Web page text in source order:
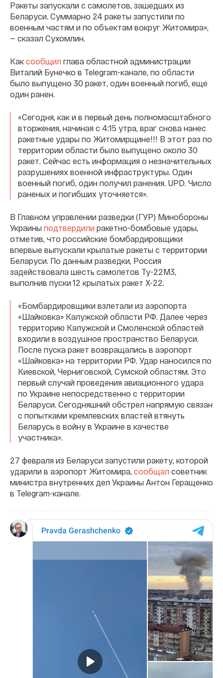
Ракеты запускали с самолетов, зашедших из
Беларуси. Суммарно 24 ракеты запустили по
военным частям и по объектам вокруг Житомира»,
— сказал Сухомлин.
Как сообщил глава областной администрации
Виталий Бунечко в Telegram-канале, по области
было выпущено 30 ракет, один военный погиб, еще
один ранен.
«Сегодня, как и в первый день полномасштабного
вторжения, начиная с 4:15 утра, враг снова нанес
ракетные удары по Житомирщине!!! В этот раз по
территории области было выпущено около 30
ракет. Сейчас есть информация о незначительных
разрушениях военной инфраструктуры. Один
военный погиб, один получил ранения. UPD. Число
раненых и погибших уточняется».
В Главном управлении разведки (ГУР) Минобороны
Украины подтвердили ракетно-бомбовые удары,
отметив, что российские бомбардировщики
впервые выпускали крылатые ракеты с территории
Беларуси. По данным разведки, Россия
задействовала шесть самолетов Ту-22М3,
выполнив пуски 12 крылатых ракет Х-22.
«Бомбардировщики взлетали из аэропорта
«Шайковка» Калужской области РФ. Далее через
территорию Калужской и Смоленской областей
входили в воздушное пространство Беларуси.
После пуска ракет возвращались в аэропорт
«Шайковка» на территории РФ. Удар наносился по
Киевской, Черниговской, Сумской областям. Это
первый случай проведения авиационного удара
по Украине непосредственно с территории
Беларуси. Сегодняшний обстрел напрямую связан
с попытками кремлевских властей втянуть
Беларусь в войну в Украине в качестве
участника».
27 февраля из Беларуси запустили ракету, которой
ударили в аэропорт Житомира, сообщал советник
министра внутренних дел Украины Антон Геращенко
в Telegram-канале.